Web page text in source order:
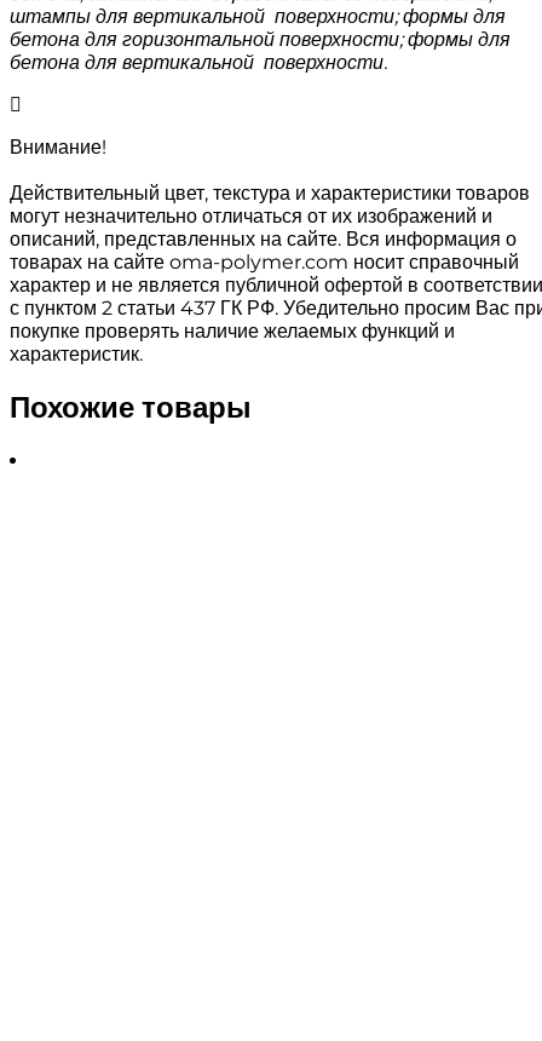
штампы для вертикальной поверхности; формы для
бетона для горизонтальной поверхности; формы для
бетона для вертикальной поверхности.
Внимание!
Действительный цвет, текстура и характеристики товаров
могут незначительно отличаться от их изображений и
описаний, представленных на сайте. Вся информация о
товарах на сайте oma-polymer.com носит справочный
характер и не является публичной офертой в соответствии
с пунктом 2 статьи 437 ГК РФ. Убедительно просим Вас
покупке проверять наличие желаемых функций и
характеристик.
Похожие товары